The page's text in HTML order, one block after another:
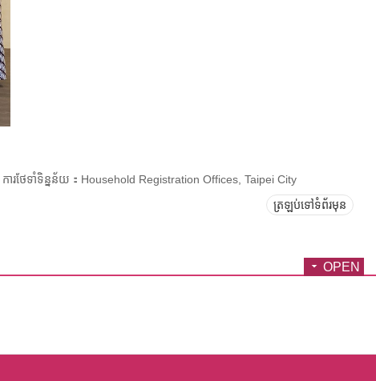
ការថែទាំទិន្នន័យ：Household Registration Offices, Taipei City
ត្រឡប់ទៅទំព័រមុន
OPEN